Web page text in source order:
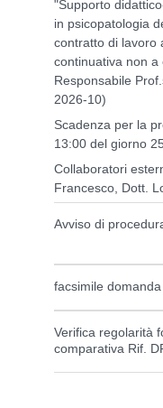
"Supporto
in psicopatologia
contratto di lavoro
continuativa non
Responsabile
2026-10)
Scadenza per la
13:00 del giorno
Collaboratori
Francesco, Dott.
Avviso di
facsimile
Verifica regolarità
comparativa Rif.